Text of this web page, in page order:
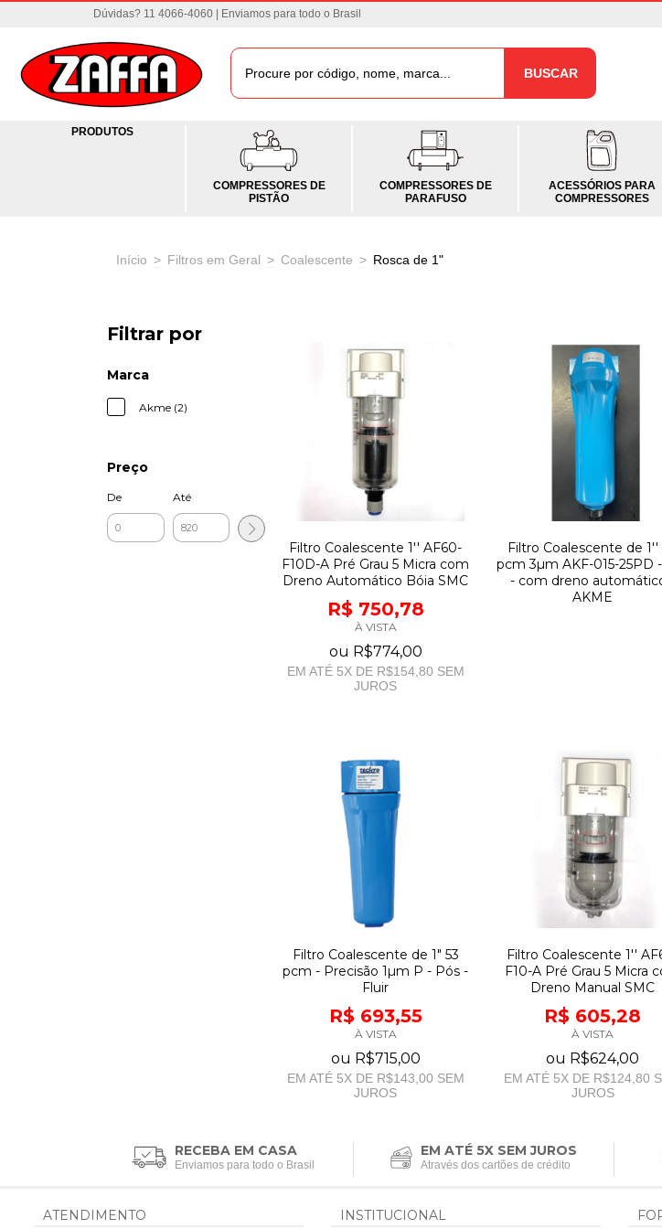
Dúvidas? 11 4066-4060 | Enviamos para todo o Brasil
BUSCAR
PRODUTOS
COMPRESSORES DE
PISTÃO
COMPRESSORES DE
PARAFUSO
ACESSÓRIOS PARA
COMPRESSORES
Início > Filtros em Geral > Coalescente > Rosca de 1"
Filtrar por
Marca
Akme (2)
Preço
De Até
Filtro Coalescente 1'' AF60-
F10D-A Pré Grau 5 Micra com
Dreno Automático Bóia SMC
R$ 750,78
À VISTA
ou R$774,00
EM ATÉ 5X DE R$154,80 SEM
JUROS
Filtro Coalescente de 1''
pcm 3µm AKF-015-25PD
- com dreno
AKME
Filtro Coalescente de 1" 53
pcm - Precisão 1µm P - Pós -
Fluir
R$ 693,55
À VISTA
ou R$715,00
EM ATÉ 5X DE R$143,00 SEM
JUROS
Filtro Coalescente 1''
F10-A Pré Grau 5 Micra
Dreno Manual SMC
R$ 605,28
À VISTA
ou R$624,00
EM ATÉ 5X DE R$124,80
JUROS
RECEBA EM CASA
Enviamos para todo o Brasil
EM ATÉ 5X SEM JUROS
Através dos cartões de crédito
ATENDIMENTO INSTITUCIONAL